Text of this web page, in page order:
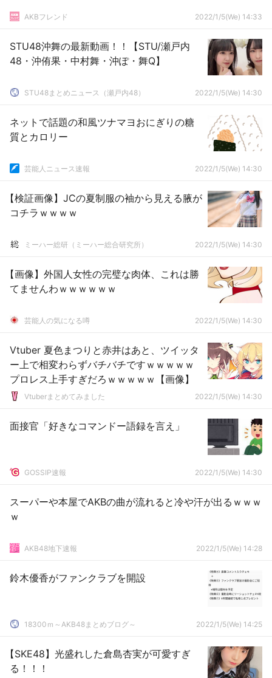
AKBフレンド 2022/1/5(We) 14:33
STU48沖舞の最新動画！！【STU/瀬戸内
48・沖侑果・中村舞・沖ぽ・舞Q】
STU48まとめニュース（瀬戸内48） 2022/1/5(We) 14:30
ネットで話題の和風ツナマヨおにぎりの糖
質とカロリー
芸能人ニュース速報 2022/1/5(We) 14:30
【検証画像】JCの夏制服の袖から見える腋が
コチラｗｗｗｗ
ミーハー総研（ミーハー総合研究所） 2022/1/5(We) 14:30
【画像】外国人女性の完璧な肉体、これは勝
てませんわｗｗｗｗｗｗ
芸能人の気になる噂 2022/1/5(We) 14:30
Vtuber 夏色まつりと赤井はあと、ツイッタ
ー上で相変わらずバチバチですｗｗｗｗｗ
プロレス上手すぎだろｗｗｗｗｗ【画像】
Vtuberまとめてみました 2022/1/5(We) 14:30
面接官「好きなコマンドー語録を言え」
GOSSIP速報 2022/1/5(We) 14:30
スーパーや本屋でAKBの曲が流れると冷や汗が出るｗｗｗ
ｗ
AKB48地下速報 2022/1/5(We) 14:28
鈴木優香がファンクラブを開設
18300ｍ～AKB48まとめブログ～ 2022/1/5(We) 14:25
【SKE48】光盛れした倉島杏実が可愛すぎ
る！！！